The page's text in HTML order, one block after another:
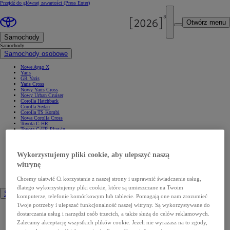
Przejdź do głównej zawartości (Press Enter)
Otwórz menu
Samochody
Samochody
Samochody osobowe
Nowe Aygo X
Yaris
GR Yaris
Yaris Cross
Nowy Yaris Cross
Nowy Urban Cruiser
Corolla Hatchback
Corolla Sedan
Corolla TS Kombi
Nowa Corolla Cross
Toyota C-HR
Toyota C-HR Plug-in
Camry
Prius
Mirai
Nowy RAV4
Nowy GR GT
Samochody dostawcze
Hilux
Nowy Hilux
Nowy Hilux Electric
PROACE Max
Wykorzystujemy pliki cookie, aby ulepszyć naszą
witrynę
Chcemy ułatwić Ci korzystanie z naszej strony i usprawnić świadczenie usług,
dlatego wykorzystujemy pliki cookie, które są umieszczane na Twoim
komputerze, telefonie komórkowym lub tablecie. Pomagają one nam zrozumieć
Twoje potrzeby i ulepszać funkcjonalność naszej witryny. Są wykorzystywane do
dostarczania usług i narzędzi osób trzecich, a także służą do celów reklamowych.
Zalecamy akceptację wszystkich plików cookie. Jeżeli nie wyrażasz na to zgody,